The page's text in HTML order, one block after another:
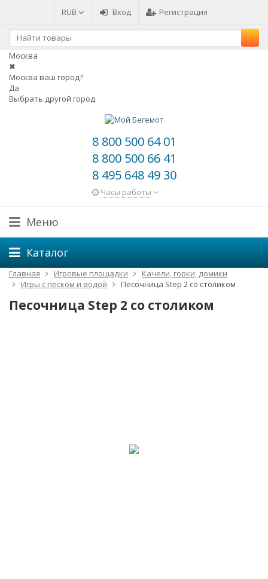
RUB Вход Регистрация
Москва
✖
Москва ваш город?
Да
Выбрать другой город
8 800 500 64 01
8 800 500 66 41
8 495 648 49 30
Часы работы
Меню
Каталог
Главная Игровые площадки
Качели, горки, домики
Игры с песком и водой
Песочница Step 2 со столиком
Песочница Step 2 со столиком